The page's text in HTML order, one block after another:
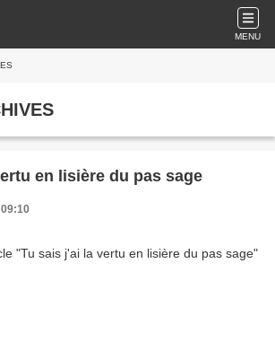
MENU
en lisière du pas sage